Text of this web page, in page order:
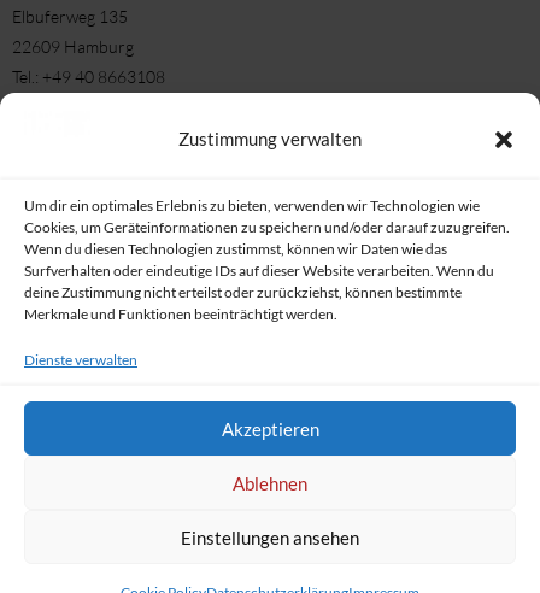
Zustimmung verwalten
Um dir ein optimales Erlebnis zu bieten, verwenden wir Technologien wie
Cookies, um Geräteinformationen zu speichern und/oder darauf zuzugreifen.
Wenn du diesen Technologien zustimmst, können wir Daten wie das
Surfverhalten oder eindeutige IDs auf dieser Website verarbeiten. Wenn du
deine Zustimmung nicht erteilst oder zurückziehst, können bestimmte
Merkmale und Funktionen beeinträchtigt werden.
Dienste verwalten
Akzeptieren
Ablehnen
Einstellungen ansehen
Elbuferweg 135
22609 Hamburg
Tel.: +49 40 8663108
E-Mail-Büro: info[at]msc-elbe.de
Öffnungszeiten:
Montag 17 – 19 Uhr
Dienstag 10 – 13 Uhr
Donnerstag 17 – 19 Uhr
oder nach Vereinbarung
© 2016-2026 Mühlenberger Segel-Club e.V.